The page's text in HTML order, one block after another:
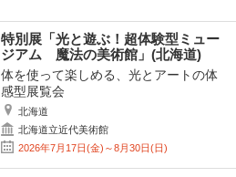
特別展「光と遊ぶ！超体験型ミュー
ジアム 魔法の美術館」(北海道)
体を使って楽しめる、光とアートの体
感型展覧会
北海道
北海道立近代美術館
2026年7月17日(金)～8月30日(日)